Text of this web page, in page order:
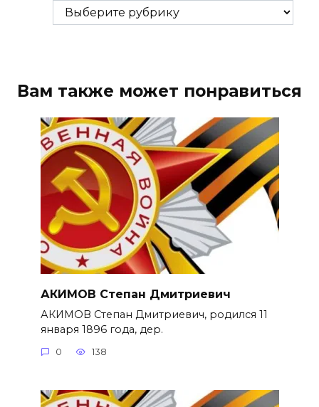
Рубрики
Вам также может понравиться
АКИМОВ Степан Дмитриевич
АКИМОВ Степан Дмитриевич, родился 11
января 1896 года, дер.
0 138